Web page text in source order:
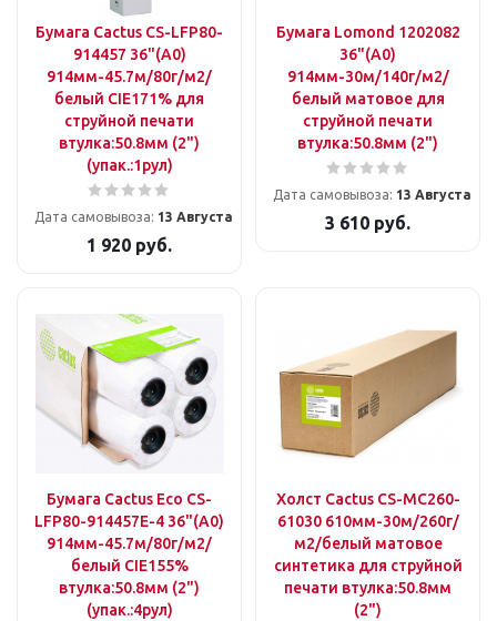
Бумага Cactus CS-LFP80-
914457 36"(A0)
914мм-45.7м/80г/м2/
белый CIE171% для
струйной печати
втулка:50.8мм (2")
(упак.:1рул)
Дата самовывоза: 13 Августа
1 920 руб.
Бумага Lomond 1202082
36"(A0)
914мм-30м/140г/м2/
белый матовое для
струйной печати
втулка:50.8мм (2")
Дата самовывоза: 13 Августа
3 610 руб.
Бумага Cactus Eco CS-
LFP80-914457E-4 36"(A0)
914мм-45.7м/80г/м2/
белый CIE155%
втулка:50.8мм (2")
(упак.:4рул)
Холст Cactus CS-MC260-
61030 610мм-30м/260г/
м2/белый матовое
синтетика для струйной
печати втулка:50.8мм
(2")